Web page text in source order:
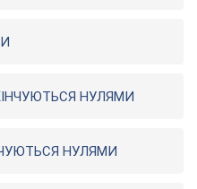
НУЛЯМИ
НУЛЯМИ